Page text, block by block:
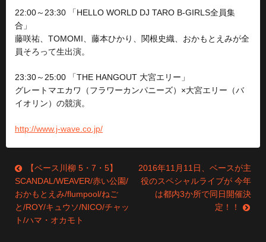
22:00～23:30 「HELLO WORLD DJ TARO B-GIRLS全員集
合」
藤咲祐、TOMOMI、藤本ひかり、関根史織、おかもとえみが全
員そろって生出演。
23:30～25:00 「THE HANGOUT 大宮エリー」
グレートマエカワ（フラワーカンパニーズ）×大宮エリー（バ
イオリン）の競演。
http://www.j-wave.co.jp/
投
稿
ナ
【ベース川柳 5・7・5】
SCANDAL/WEAVER/赤い公園/
おかもとえみ/flumpool/ねご
と/ROY/キュウソ/NICO/チャッ
ト/ハマ・オカモト
2016年11月11日、ベースが主
役のスペシャルライブが 今年
は都内3か所で同日開催決
定！！